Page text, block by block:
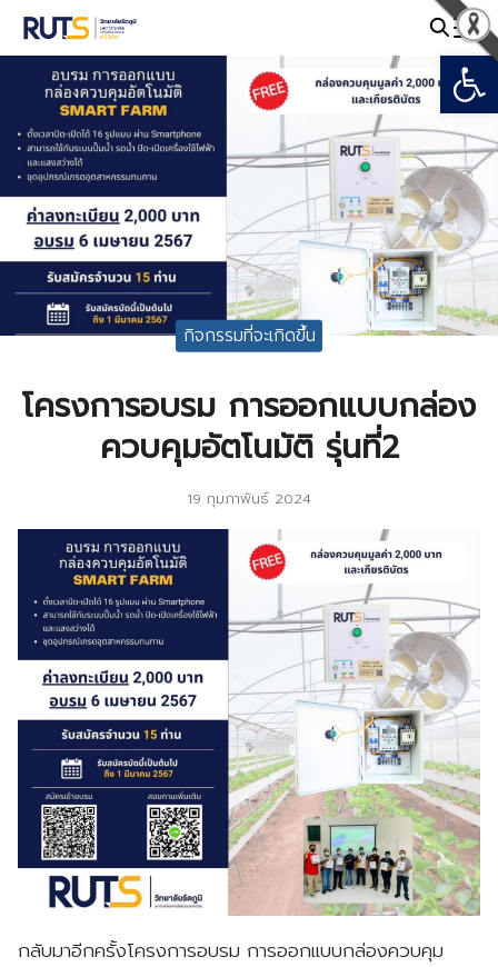
Skip
content
Search
กิจกรรมที่จะเกิดขึ้น
โครงการอบรม การออกแบบกล่อง
ควบคุมอัตโนมัติ รุ่นที่2
19 กุมภาพันธ์ 2024
กลับมาอีกครั้งโครงการอบรม การออกแบบกล่องควบคุม